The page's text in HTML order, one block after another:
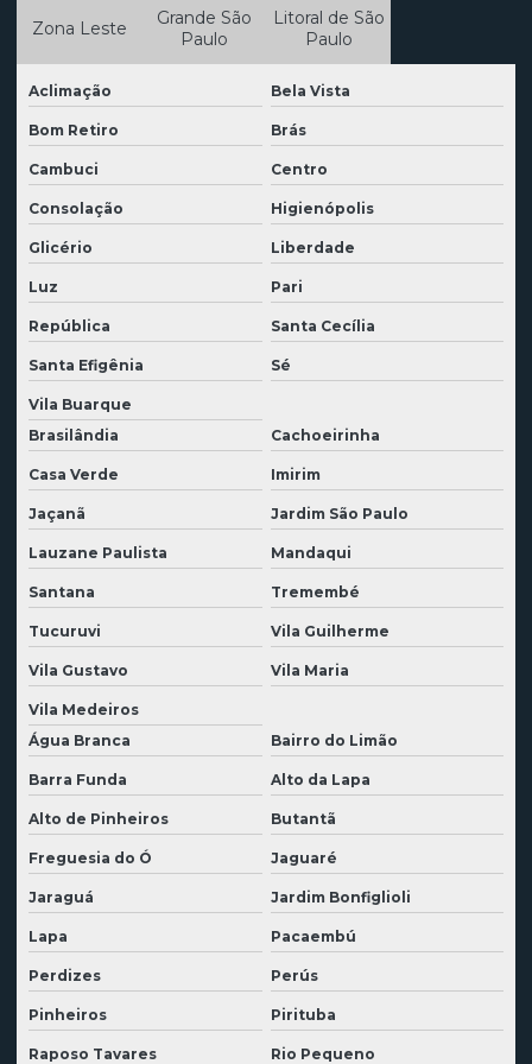
Demolição e remoção de entulho
Demolição e retirada de entulho
Demolição silenciosa
Demolição de silos
Demolição sustentável
Demolição e terraplanagem
Demolidora em alagoas
Demolidora de casas
Demolidora em goiás
Demolidora industrial
Demolidora em minas gerais
Demolidora no acre
Demolidora no amapá
Demolidora no amazonas
Demolidora no distrito federal
Demolidora no espírito santo
Demolidora no maranhão
Demolidora no mato grosso
Demolidora no mato grosso do sul
Demolidora no pará
Demolidora no paraná
Demolidora no piauí
Zona Leste
Grande São
Paulo
Litoral de São
Paulo
Aclimação Bela Vista
Bom Retiro Brás
Cambuci Centro
Consolação Higienópolis
Glicério Liberdade
Luz Pari
República Santa Cecília
Santa Efigênia Sé
Vila Buarque
Brasilândia
Cachoeirinha
Casa Verde Imirim
Jaçanã Jardim São Paulo
Lauzane Paulista Mandaqui
Santana Tremembé
Tucuruvi Vila Guilherme
Vila Gustavo Vila Maria
Vila Medeiros
Água Branca
Bairro do Limão
Barra Funda Alto da Lapa
Alto de Pinheiros Butantã
Freguesia do Ó Jaguaré
Jaraguá Jardim Bonfiglioli
Lapa Pacaembú
Perdizes Perús
Pinheiros Pirituba
Raposo Tavares Rio Pequeno